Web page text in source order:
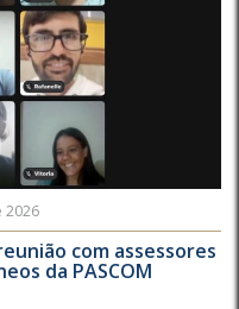
2026
com assessores
da PASCOM